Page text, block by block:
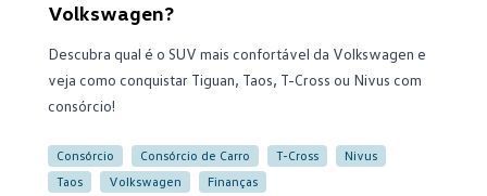
Volkswagen?
Descubra qual é o SUV mais confortável da Volkswagen e
veja como conquistar Tiguan, Taos, T-Cross ou Nivus com
consórcio!
Consórcio Consórcio de Carro T-Cross
Nivus
Taos
Volkswagen Finanças